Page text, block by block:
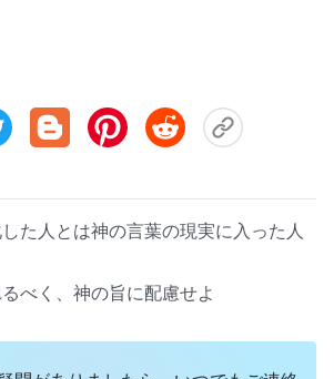
た人とは神の言葉の現実に入った人
べく、神の旨に配慮せよ